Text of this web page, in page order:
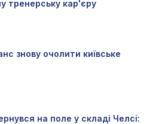
тренерську кар'єру
знову очолити київське
на поле у складі Челсі: